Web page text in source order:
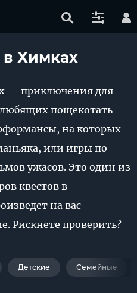
Химках
— приключения для
пощекотать
на которых
или игры по
ужасов. Это один из
квестов в
на вас
Рискнете проверить?
Детские Семейные